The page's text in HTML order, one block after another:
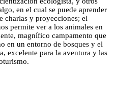
en el cual se puede aprender
charlas y proyecciones; el
permite ver a los animales en
magnífico campamento que
en un entorno de bosques y el
excelente para la aventura y las